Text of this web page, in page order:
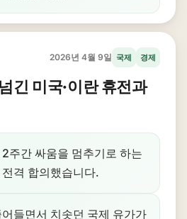
2026년 4월 9일 국제 경제
긴 미국·이란 휴전과
주간 싸움을 멈추기로 하는
격 합의했습니다.
들면서 치솟던 국제 유가가